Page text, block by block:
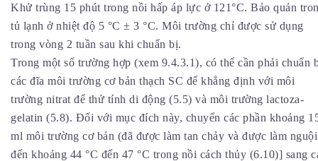
Khử trùng 15 phút trong nồi hấp áp lực ở 121°C. Bảo quản
tủ lạnh ở nhiệt độ 5 °C ± 3 °C. Môi trường chỉ được sử dụng
trong vòng 2 tuần sau khi chuẩn bị.
Trong một số trường hợp (xem 9.4.3.1), có thể cần phải chuẩn
các đĩa môi trường cơ bản thạch SC để khẳng định với môi
trường nitrat để thử tính di động (5.5) và môi trường lactoza-
gelatin (5.8). Đối với mục đích này, chuyển các phần khoảng
ml môi trường cơ bản (đã được làm tan chảy và được làm nguội
đến khoảng 44 °C đến 47 °C trong nồi cách thủy (6.10)] sang